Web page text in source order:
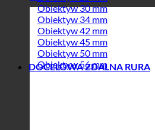
Obiektyw 30 mm
Obiektyw 34 mm
Obiektyw 42 mm
Obiektyw 45 mm
Obiektyw 50 mm
Obiektyw 56 mm
DOCELOWA ZDALNA RURA